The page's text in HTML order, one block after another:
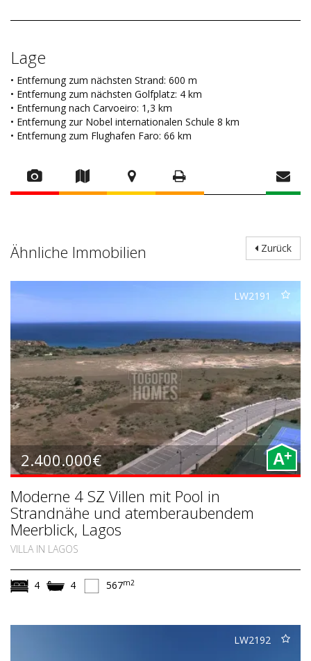
Lage
• Entfernung zum nächsten Strand: 600 m
• Entfernung zum nächsten Golfplatz: 4 km
• Entfernung nach Carvoeiro: 1,3 km
• Entfernung zur Nobel internationalen Schule 8 km
• Entfernung zum Flughafen Faro: 66 km
Zurück
Ähnliche Immobilien
LW2191
2.400.000€ A+
Moderne 4 SZ Villen mit Pool in
Strandnähe und atemberaubendem
Meerblick, Lagos
VILLA IN LAGOS
4 4 567m2
LW2192